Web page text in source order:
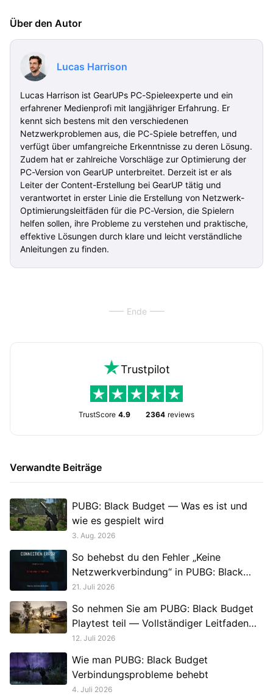
Über den Autor
Lucas Harrison
Lucas Harrison ist GearUPs PC-Spieleexperte und ein
erfahrener Medienprofi mit langjähriger Erfahrung. Er
kennt sich bestens mit den verschiedenen
Netzwerkproblemen aus, die PC-Spiele betreffen, und
verfügt über umfangreiche Erkenntnisse zu deren Lösung.
Zudem hat er zahlreiche Vorschläge zur Optimierung der
PC-Version von GearUP unterbreitet. Derzeit ist er als
Leiter der Content-Erstellung bei GearUP tätig und
verantwortet in erster Linie die Erstellung von Netzwerk-
Optimierungsleitfäden für die PC-Version, die Spielern
helfen sollen, ihre Probleme zu verstehen und praktische,
effektive Lösungen durch klare und leicht verständliche
Anleitungen zu finden.
Ende
Trustpilot
TrustScore 4.9 2364 reviews
Verwandte Beiträge
PUBG: Black Budget — Was es ist und
wie es gespielt wird
3. Aug. 2026
So behebst du den Fehler „Keine
Netzwerkverbindung“ in PUBG: Black
Budget Playtest
21. Juli 2026
So nehmen Sie am PUBG: Black Budget
Playtest teil — Vollständiger Leitfaden
für Spieler, die Frühzugang möchten
12. Juli 2026
Wie man PUBG: Black Budget
Verbindungsprobleme behebt
4. Juli 2026